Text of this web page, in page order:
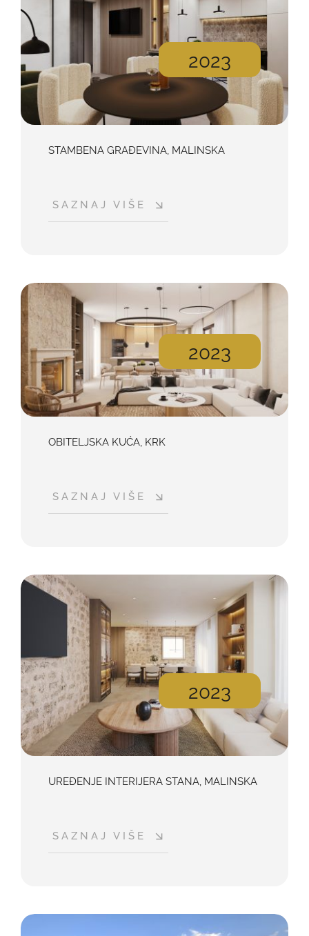
2023
STAMBENA GRAĐEVINA, MALINSKA
SAZNAJ VIŠE
2023
OBITELJSKA KUĆA, KRK
SAZNAJ VIŠE
2023
UREĐENJE INTERIJERA STANA, MALINSKA
SAZNAJ VIŠE